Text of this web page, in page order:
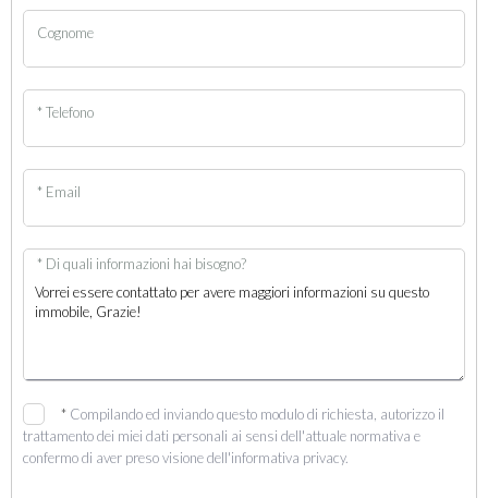
Cognome
* Telefono
* Email
* Di quali informazioni hai bisogno?
* Compilando ed inviando questo modulo di richiesta, autorizzo il
trattamento dei miei dati personali ai sensi dell'attuale normativa e
confermo di aver preso visione dell'informativa privacy.